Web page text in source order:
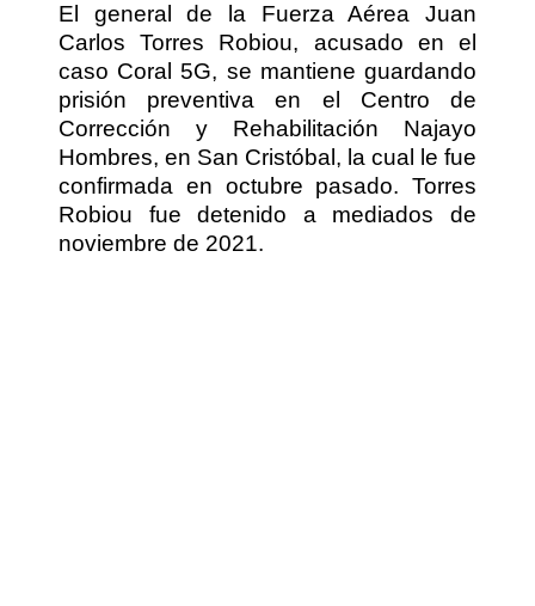
El general de la Fuerza Aérea Juan
Carlos Torres Robiou, acusado en el
caso Coral 5G, se mantiene guardando
prisión preventiva en el Centro de
Corrección y Rehabilitación Najayo
Hombres, en San Cristóbal, la cual le fue
confirmada en octubre pasado. Torres
Robiou fue detenido a mediados de
noviembre de 2021.